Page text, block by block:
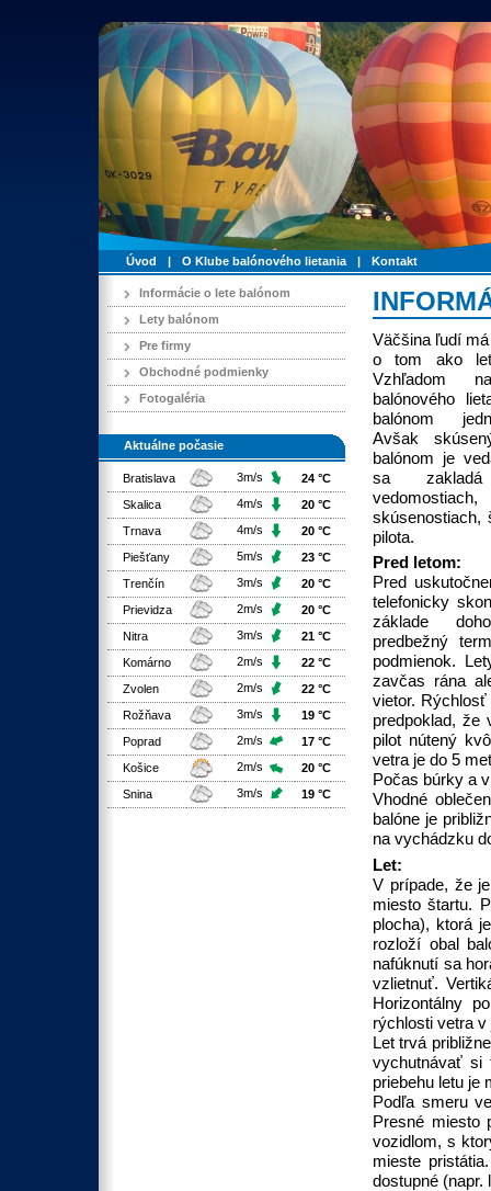
Úvod | O Klube balónového lietania | Kontakt
Informácie o lete balónom
Lety balónom
Pre firmy
Obchodné podmienky
Fotogaléria
Aktuálne počasie
Bratislava 3m/s
24 °C
Skalica
4m/s
20 °C
Trnava
4m/s
20 °C
Piešťany
5m/s
23 °C
Trenčín
3m/s
20 °C
Prievidza
2m/s
20 °C
Nitra
3m/s
21 °C
Komárno
2m/s
22 °C
Zvolen
2m/s
22 °C
Rožňava
3m/s
19 °C
Poprad
2m/s
17 °C
Košice
2m/s
20 °C
Snina
3m/s 19 °C
Väčšina ľudí
o tom ako let
Vzhľadom
balónového
balónom
Avšak
balónom je
sa
skúsenostiach,
pilota.
Pred letom:
Pred
telefonicky
základe
predbežný
podmienok.
zavčas rána
vietor.
predpoklad, že
pilot nútený
vetra je do 5
Počas búrky a
Vhodné
balóne je
na vychádzku
Let:
V prípade, že
miesto štartu.
plocha), ktorá
rozloží obal
nafúknutí sa
vzlietnuť.
Horizontálny
rýchlosti vetra
Let trvá
vychutnávať si
priebehu letu je
Podľa smeru
Presné miesto
vozidlom, s
mieste
dostupné (napr.